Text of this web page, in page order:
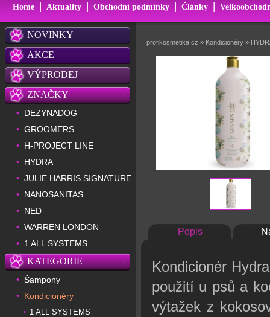
Home | Aktuality | Obchodní podmínky | Články |
NOVINKY
AKCE
VÝPRODEJ
ZNAČKY
• DEZYNADOG
• GROOMERS
• H-PROJECT LINE
• HYDRA
• JULIE HARRIS SIGNATURE
• NANOSANITAS
• NED
• WARREN LONDON
• 1 ALL SYSTEMS
KATEGORIE
• Šampony
• Kondicionéry
• 1 ALL SYSTEMS
profikosmetika.cz » Kondicionéry »
Popis
Kondicionér
použití u psů a
výtažek z